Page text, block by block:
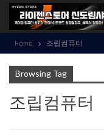
Home 조립컴퓨터
Browsing Tag
조립컴퓨터